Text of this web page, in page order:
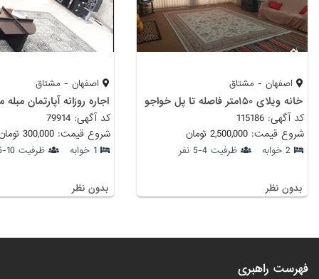
اصفهان - مشتاق
خانه ویلای ۱۵۰‌متر فاصله تا پل خواجو
کد آگهی: 115186
شروع قیمت: 2,500,000 تومان
2 خوابه ظرفیت 4-5 نفر
بدون نظر
اصفهان - مشتاق
اجاره روزانه آپارتمان
کد آگهی: 79914
شروع قیمت: 300,000 تومان
1 خوابه ظرفیت 10-15 نفر
بدون نظر
فهرست راهبری